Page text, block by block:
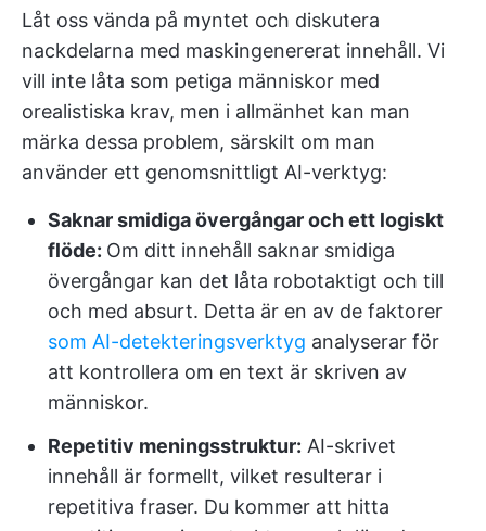
Låt oss vända på myntet och diskutera
nackdelarna med maskingenererat innehåll. Vi
vill inte låta som petiga människor med
orealistiska krav, men i allmänhet kan man
märka dessa problem, särskilt om man
använder ett genomsnittligt AI-verktyg:
Saknar smidiga övergångar och ett logiskt
flöde: Om ditt innehåll saknar smidiga
övergångar kan det låta robotaktigt och till
och med absurt. Detta är en av de faktorer
som AI-detekteringsverktyg analyserar för
att kontrollera om en text är skriven av
människor.
Repetitiv meningsstruktur: AI-skrivet
innehåll är formellt, vilket resulterar i
repetitiva fraser. Du kommer att hitta